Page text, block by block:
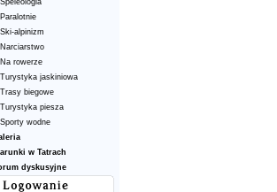
Speleologia
Paralotnie
Ski-alpinizm
Narciarstwo
Na rowerze
Turystyka jaskiniowa
Trasy biegowe
Turystyka piesza
Sporty wodne
w Tatrach
dyskusyjne